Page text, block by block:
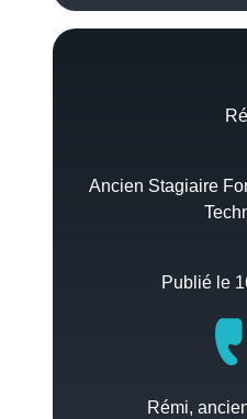
Ancien Stagiaire
Publié le
Rémi,